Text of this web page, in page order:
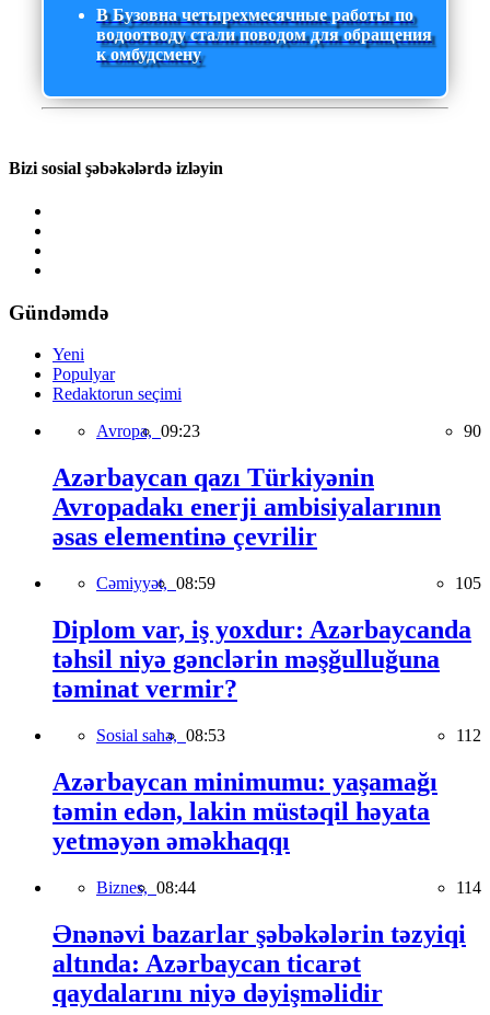
В Бузовна четырехмесячные работы по
водоотводу стали поводом для обращения
к омбудсмену
Bizi sosial şəbəkələrdə izləyin
Gündəmdə
Yeni
Populyar
Redaktorun seçimi
Avropa, 09:23 90
Azərbaycan qazı Türkiyənin
Avropadakı enerji ambisiyalarının
əsas elementinə çevrilir
Cəmiyyət, 08:59 105
Diplom var, iş yoxdur: Azərbaycanda
təhsil niyə gənclərin məşğulluğuna
təminat vermir?
Sosial sahə, 08:53 112
Azərbaycan minimumu: yaşamağı
təmin edən, lakin müstəqil həyata
yetməyən əməkhaqqı
Biznes, 08:44 114
Ənənəvi bazarlar şəbəkələrin təzyiqi
altında: Azərbaycan ticarət
qaydalarını niyə dəyişməlidir